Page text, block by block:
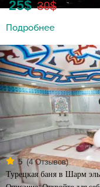
25$ 30$
Подробнее
5 (4Отзывов)
Турецкая баня в Шарм